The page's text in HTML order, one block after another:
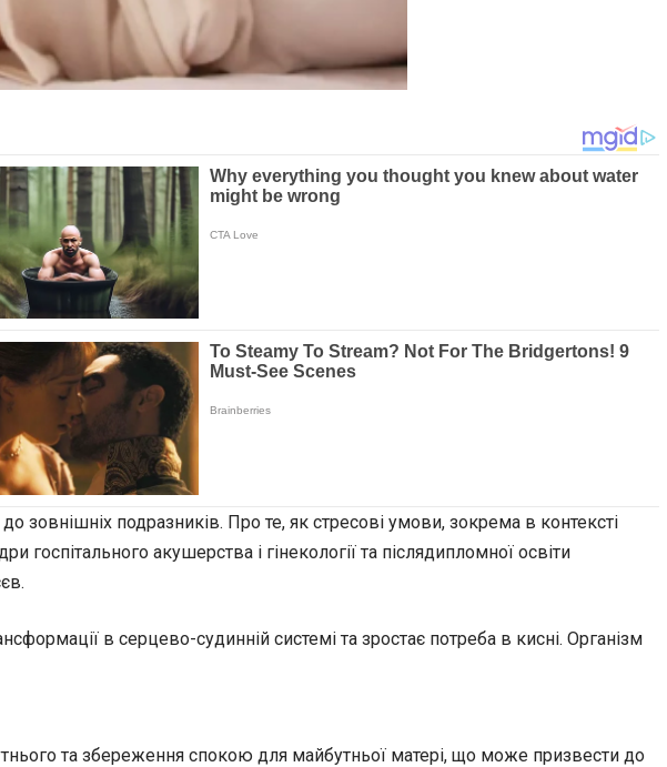
зовнішніх подразників. Про те, як стресові умови, зокрема в контексті
госпітального акушерства і гінекології та післядипломної освіти
в серцево-судинній системі та зростає потреба в кисні. Організм
та збереження спокою для майбутньої матері, що може призвести до